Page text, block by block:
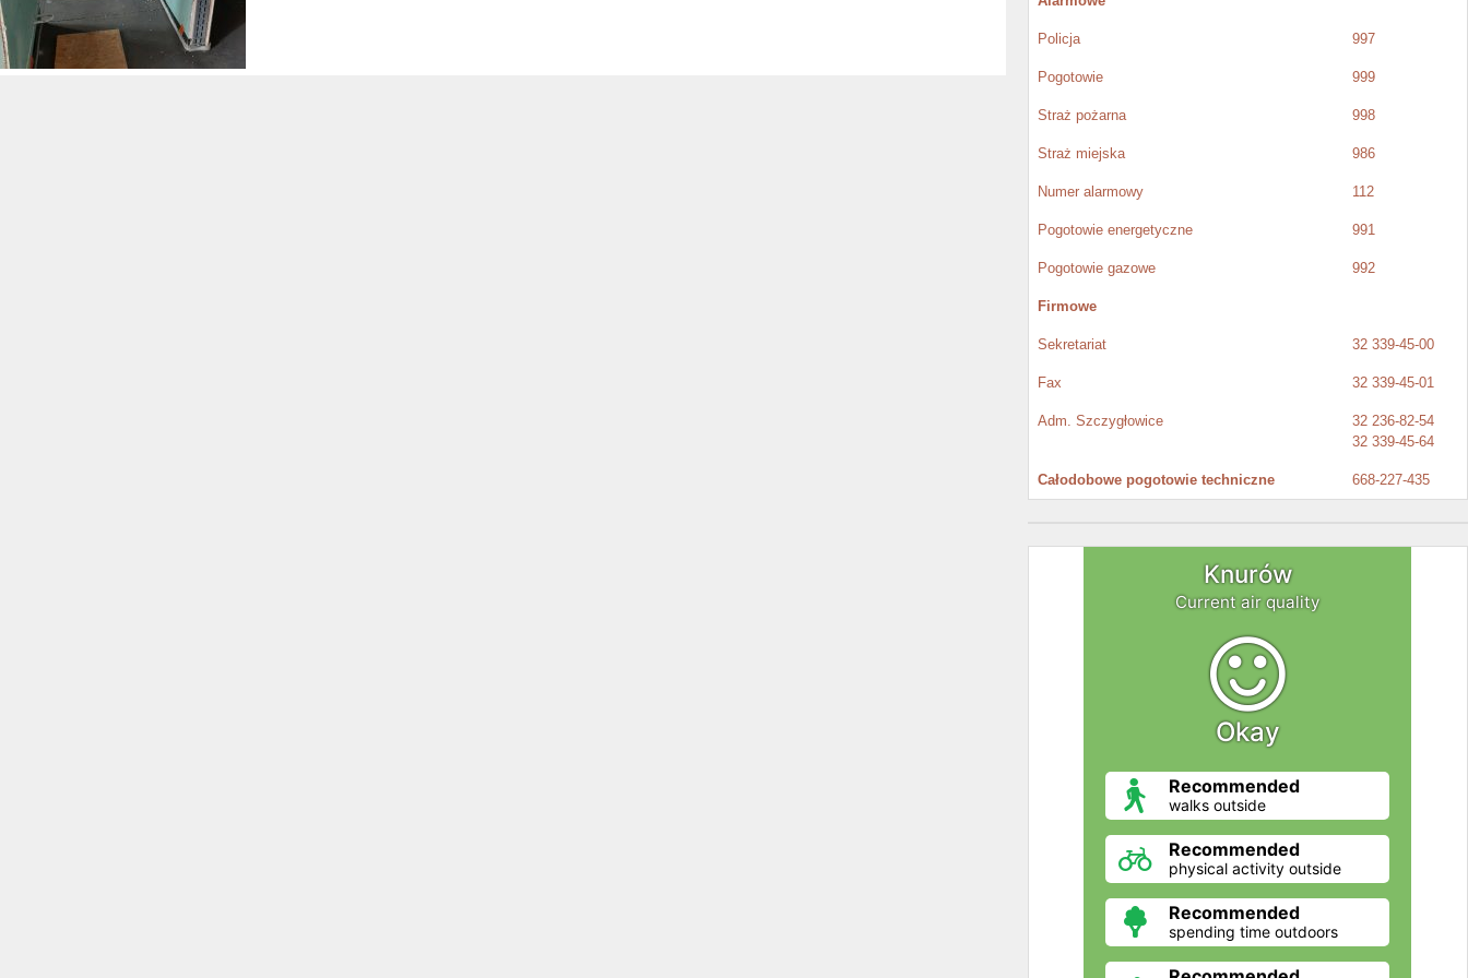
Policja 997
Pogotowie 999
Straż pożarna 998
Straż miejska 986
Numer alarmowy 112
Pogotowie energetyczne 991
Pogotowie gazowe 992
Firmowe
Sekretariat 32 339-45-00
Fax 32 339-45-01
Adm. Szczygłowice
32 236-82-54
32 339-45-64
Całodobowe pogotowie techniczne 668-227-435